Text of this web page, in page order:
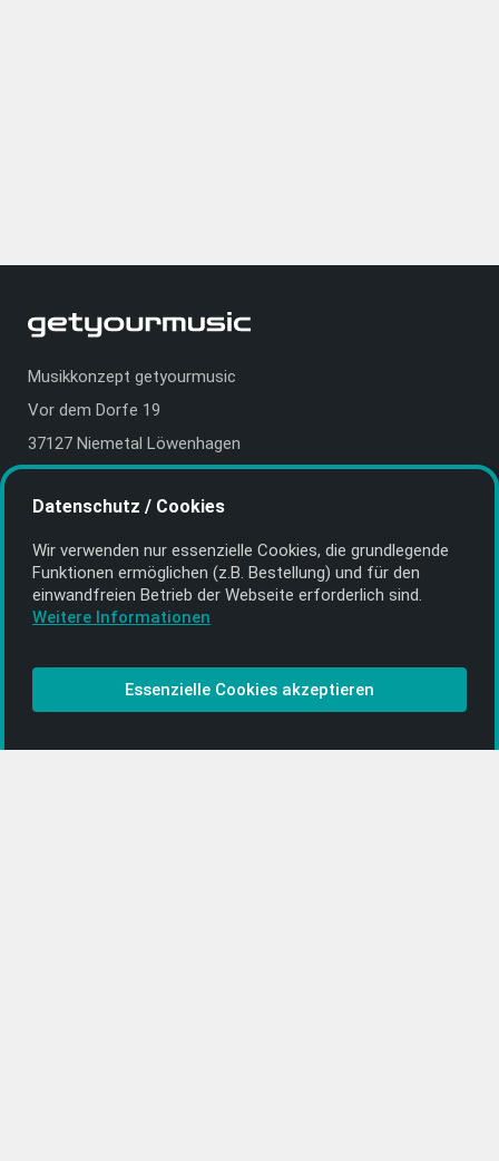
Musikkonzept getyourmusic
Vor dem Dorfe 19
37127 Niemetal Löwenhagen
E-Mail:info@getyourmusic.de
Alle Informationen
Kontakt
CD-Anbieter werden
CD-Anbieter-Login
Datenschutz / Cookies
Wir verwenden nur essenzielle Cookies, die grund­legende
Funktionen ermöglichen (z.B. Bestellung) und für den
einwand­freien Betrieb der Webseite erforderlich sind.
Weitere Informationen
Essenzielle Cookies akzeptieren